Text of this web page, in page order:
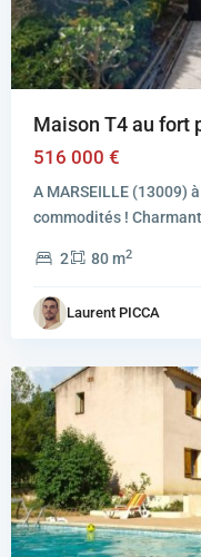
Maison T4 au fort
516 000 €
A MARSEILLE (13009)
commodités !
2 80 m2
Laurent PICCA